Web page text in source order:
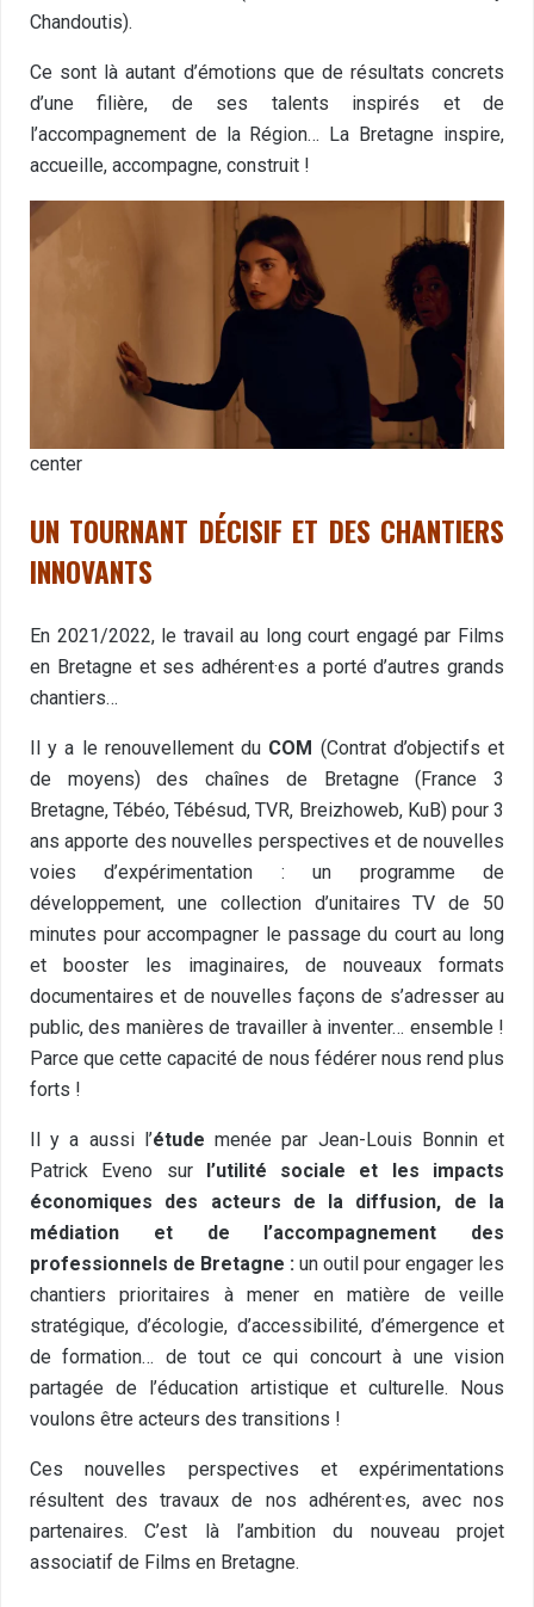
Chandoutis).
Ce sont là autant d’émotions que de résultats concrets
d’une filière, de ses talents inspirés et de
l’accompagnement de la Région… La Bretagne inspire,
accueille, accompagne, construit !
center
UN TOURNANT DÉCISIF ET DES CHANTIERS
INNOVANTS
En 2021/2022, le travail au long court engagé par Films
en Bretagne et ses adhérent·es a porté d’autres grands
chantiers…
Il y a le renouvellement du COM (Contrat d’objectifs et
de moyens) des chaînes de Bretagne (France 3
Bretagne, Tébéo, Tébésud, TVR, Breizhoweb, KuB) pour 3
ans apporte des nouvelles perspectives et de nouvelles
voies d’expérimentation : un programme de
développement, une collection d’unitaires TV de 50
minutes pour accompagner le passage du court au long
et booster les imaginaires, de nouveaux formats
documentaires et de nouvelles façons de s’adresser au
public, des manières de travailler à inventer… ensemble !
Parce que cette capacité de nous fédérer nous rend plus
forts !
Il y a aussi l’étude menée par Jean-Louis Bonnin et
Patrick Eveno sur
l’utilité sociale et les impacts
économiques des acteurs de la diffusion, de la
médiation et de l’accompagnement des
professionnels de Bretagne : un outil pour engager les
chantiers prioritaires à mener en matière de veille
stratégique, d’écologie, d’accessibilité, d’émergence et
de formation… de tout ce qui concourt à une vision
partagée de l’éducation artistique et culturelle. Nous
voulons être acteurs des transitions !
Ces nouvelles perspectives et expérimentations
résultent des travaux de nos adhérent·es, avec nos
partenaires. C’est là l’ambition du nouveau projet
associatif de Films en Bretagne.